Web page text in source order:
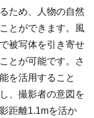
ため、人物の自然
とができます。風
被写体を引き寄せ
とが可能です。さ
を活用すること
、撮影者の意図を
距離1.1mを活か